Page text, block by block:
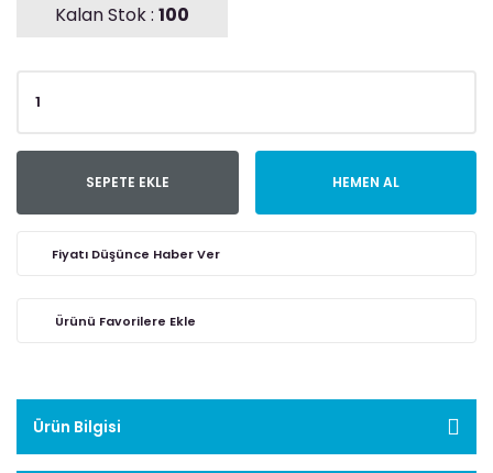
Kalan Stok : 100
SEPETE EKLE HEMEN AL
Fiyatı Düşünce Haber Ver
Ürün Bilgisi